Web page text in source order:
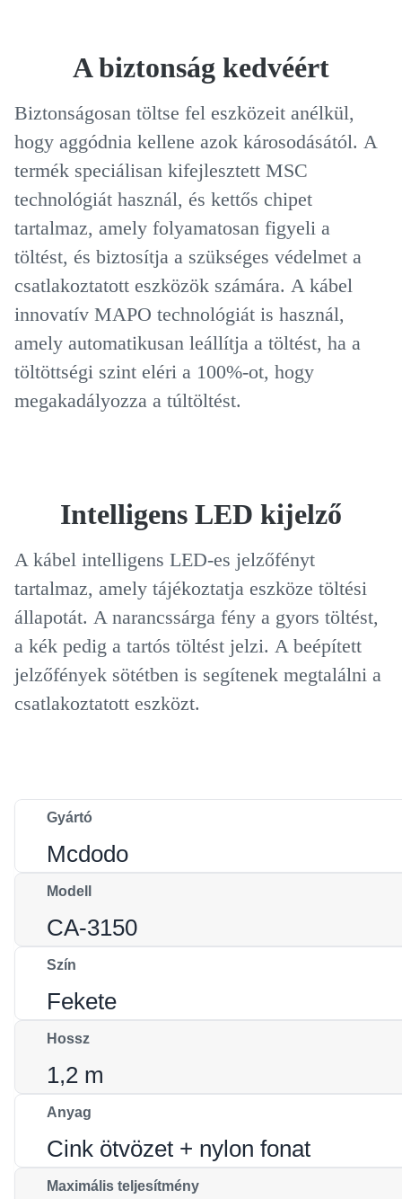
A biztonság kedvéért
Biztonságosan töltse fel eszközeit anélkül,
hogy aggódnia kellene azok károsodásától. A
termék speciálisan kifejlesztett MSC
technológiát használ, és kettős chipet
tartalmaz, amely folyamatosan figyeli a
töltést, és biztosítja a szükséges védelmet a
csatlakoztatott eszközök számára. A kábel
innovatív MAPO technológiát is használ,
amely automatikusan leállítja a töltést, ha a
töltöttségi szint eléri a 100%-ot, hogy
megakadályozza a túltöltést.
Intelligens LED kijelző
A kábel intelligens LED-es jelzőfényt
tartalmaz, amely tájékoztatja eszköze töltési
állapotát. A narancssárga fény a gyors töltést,
a kék pedig a tartós töltést jelzi. A beépített
jelzőfények sötétben is segítenek megtalálni a
csatlakoztatott eszközt.
Gyártó
Mcdodo
Modell
CA-3150
Szín
Fekete
Hossz
1,2 m
Anyag
Cink ötvözet + nylon fonat
Maximális teljesítmény